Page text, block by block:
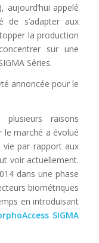
aujourd’hui appelé
de s’adapter aux
la production
sur une
Séries.
annoncée pour le
raisons
le marché a évolué
par rapport aux
voir actuellement.
dans une phase
biométriques
en introduisant
SIGMA